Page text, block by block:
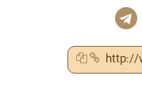
http://